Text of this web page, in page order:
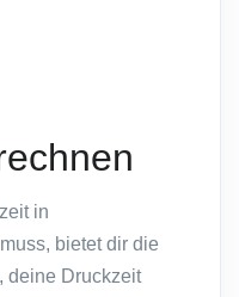
in
bietet dir die
deine Druckzeit